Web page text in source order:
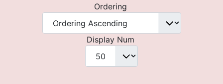
Ordering
Display Num